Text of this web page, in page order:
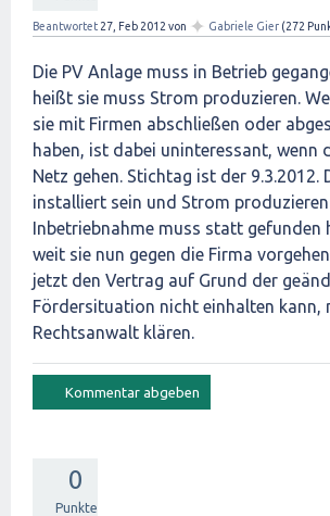
Beantwortet 27, Feb 2012 von ✦ Gabriele Gier (272
Die PV Anlage muss in Betrieb
heißt sie muss Strom produzieren.
sie mit Firmen abschließen oder
haben, ist dabei uninteressant, wenn
Netz gehen. Stichtag ist der 9.3.2012.
installiert sein und Strom
Inbetriebnahme muss statt gefunden
weit sie nun gegen die Firma
jetzt den Vertrag auf Grund der
Fördersituation nicht einhalten kann,
Rechtsanwalt klären.
0
Punkte